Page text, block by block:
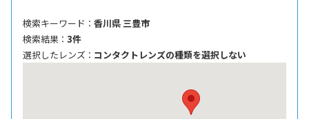
検索キーワード ： 香川県 三豊市
検索結果 ： 3件
選択したレンズ ： コンタクトレンズの種類を選択しない